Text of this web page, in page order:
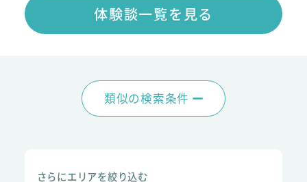
体験談一覧を見る
類似の検索条件
さらにエリアを絞り込む